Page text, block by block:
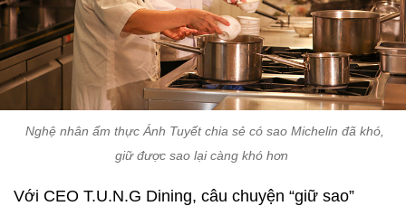
Nghệ nhân ẩm thực Ánh Tuyết chia sẻ có sao Michelin đã khó,
giữ được sao lại càng khó hơn
Với CEO T.U.N.G Dining, câu chuyện “giữ sao”